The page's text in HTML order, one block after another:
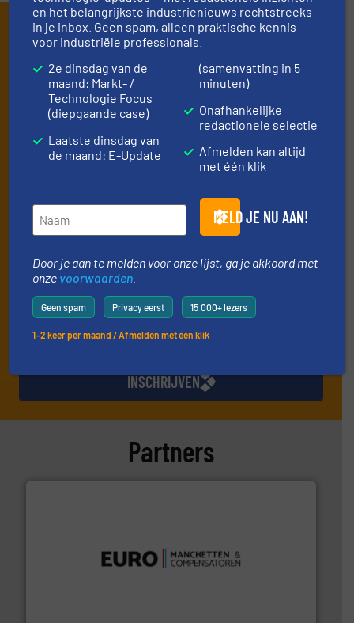
Schrijf je in en ontvang ons
nieuws
Mis, net als 10000+ andere lezers, niets meer
van de (technische) ontwikkelingen binnen
de stortgoed-verwerkende industrie.
Door je aan te melden voor onze lijst, ga je akkoord met
. We versturen maandelijks twee
dinsdag van de maand) met algemene updates uit de branche
en één E-Product nieuwsbrief (iedere tweede dinsdag van de
maand) die gericht is op een bepaalde technologie.
INSCHRIJVEN
Partners
en het belangrijkste industrienieuws rechtstreeks
in je inbox. Geen spam, alleen praktische kennis
voor industriële professionals.
2e dinsdag van de
maand: Markt- /
Technologie Focus
(diepgaande case)
Laatste dinsdag van
de maand: E-Update
(samenvatting in 5
minuten)
Onafhankelijke
redactionele selectie
Afmelden kan altijd
met één klik
MELD JE NU AAN!
Door je aan te melden voor onze lijst, ga je akkoord met
onze voorwaarden
Geen spam Privacy eerst 15.000+ lezers
1–2 keer per maand / Afmelden met één klik